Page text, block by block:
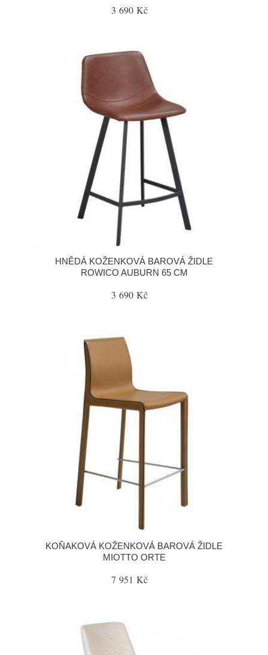
3 690 Kč
HNĚDÁ KOŽENKOVÁ BAROVÁ ŽIDLE
ROWICO AUBURN 65 CM
3 690 Kč
KOŇAKOVÁ KOŽENKOVÁ BAROVÁ ŽIDLE
MIOTTO ORTE
7 951 Kč